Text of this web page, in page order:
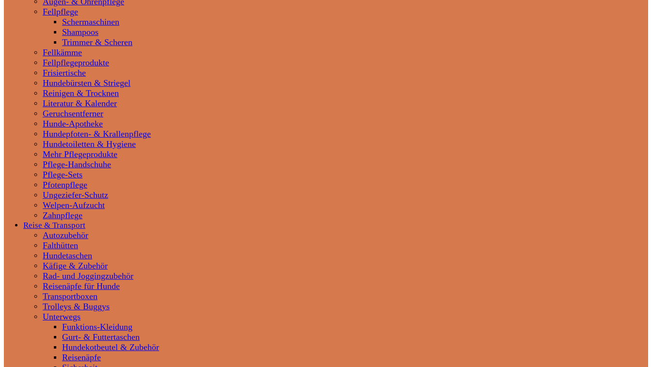
Fellpflege
Schermaschinen
Shampoos
Trimmer & Scheren
Fellkämme
Fellpflegeprodukte
Frisiertische
Hundebürsten & Striegel
Reinigen & Trocknen
Literatur & Kalender
Geruchsentferner
Hunde-Apotheke
Hundepfoten- & Krallenpflege
Hundetoiletten & Hygiene
Mehr Pflegeprodukte
Pflege-Handschuhe
Pflege-Sets
Pfotenpflege
Ungeziefer-Schutz
Welpen-Aufzucht
Zahnpflege
Reise & Transport
Autozubehör
Falthütten
Hundetaschen
Käfige & Zubehör
Rad- und Joggingzubehör
Reisenäpfe für Hunde
Transportboxen
Trolleys & Buggys
Unterwegs
Funktions-Kleidung
Gurt- & Futtertaschen
Hundekotbeutel & Zubehör
Reisenäpfe